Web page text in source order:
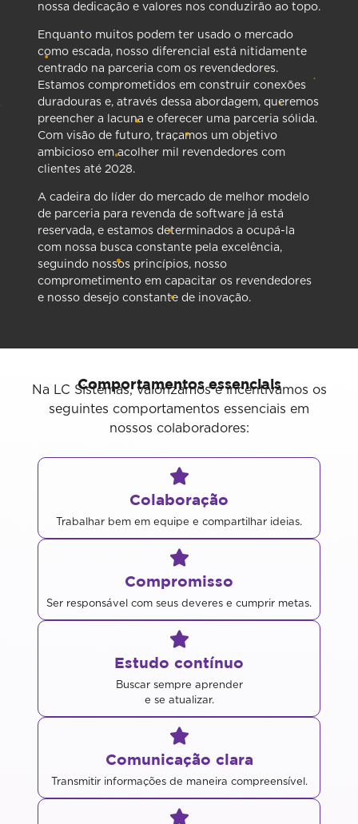
nossa dedicação e valores nos conduzirão ao topo.
Enquanto muitos podem ter usado o mercado
como escada, nosso diferencial está nitidamente
centrado na parceria com os revendedores.
Estamos comprometidos em construir conexões
duradouras e, através dessa abordagem, queremos
preencher a lacuna e oferecer uma parceria sólida.
Com visão de futuro, traçamos um objetivo
ambicioso em acolher mil revendedores com
clientes até 2028.
A cadeira do líder do mercado de melhor modelo
de parceria para revenda de software já está
reservada, e estamos determinados a ocupá-la
com nossa busca constante pela excelência,
seguindo nossos princípios, nosso
comprometimento em capacitar os revendedores
e nosso desejo constante de inovação.
Comportamentos essenciais
Na LC Sistemas, valorizamos e incentivamos os
seguintes comportamentos essenciais em
nossos colaboradores:
Colaboração
Trabalhar bem em equipe e compartilhar ideias.
Compromisso
Ser responsável com seus deveres e cumprir metas.
Estudo contínuo
Buscar sempre aprender
e se atualizar.
Comunicação clara
Transmitir informações de maneira compreensível.